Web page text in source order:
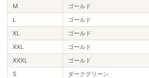
M
ゴールド
L
ゴールド
XL
ゴールド
XXL
ゴールド
XXXL
ゴールド
S
ダークグリーン